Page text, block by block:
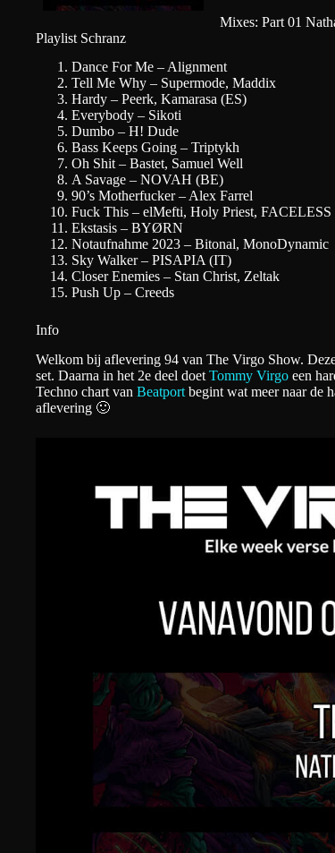
Mixes: Part 01
Playlist Schranz
Dance For Me – Alignment
Tell Me Why – Supermode, Maddix
Hardy – Peerk, Kamarasa (ES)
Everybody – Sikoti
Dumbo – H! Dude
Bass Keeps Going – Triptykh
Oh Shit – Bastet, Samuel Well
A Savage – NOVAH (BE)
90’s Motherfucker – Alex Farrel
Fuck This – elMefti, Holy Priest,
Ekstasis – BYØRN
Notaufnahme 2023 – Bitonal, MonoDynamic
Sky Walker – PISAPIA (IT)
Closer Enemies – Stan Christ, Zeltak
Push Up – Creeds
Info
Welkom bij aflevering 94 van The Virgo Show.
set. Daarna in het 2e deel doet Tommy Virgo een
Techno chart van Beatport begint wat meer naar de
aflevering 🙂